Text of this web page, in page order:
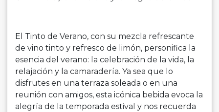
El Tinto de Verano, con su mezcla refrescante
de vino tinto y refresco de limón, personifica la
esencia del verano: la celebración de la vida, la
relajación y la camaradería. Ya sea que lo
disfrutes en una terraza soleada o en una
reunión con amigos, esta icónica bebida evoca la
alegría de la temporada estival y nos recuerda